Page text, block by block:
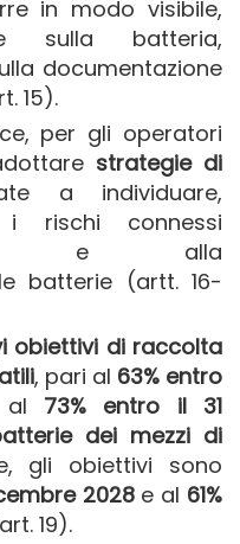
in modo visibile,
sulla batteria,
documentazione
15).
per gli operatori
strategie di
a individuare,
rischi connessi
e alla
batterie (artt. 16-
obiettivi di raccolta
, pari al 63% entro
73% entro il 31
dei mezzi di
gli obiettivi sono
2028e al 61%
19).